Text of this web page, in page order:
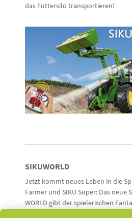
das Futtersilo transportieren!
SIKUWORLD
Jetzt kommt neues Leben in die
Farmer und SIKU Super: Das neue
WORLD gibt der spielerischen